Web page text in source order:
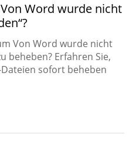
Word wurde nicht
Von Word wurde nicht
beheben? Erfahren Sie,
sofort beheben